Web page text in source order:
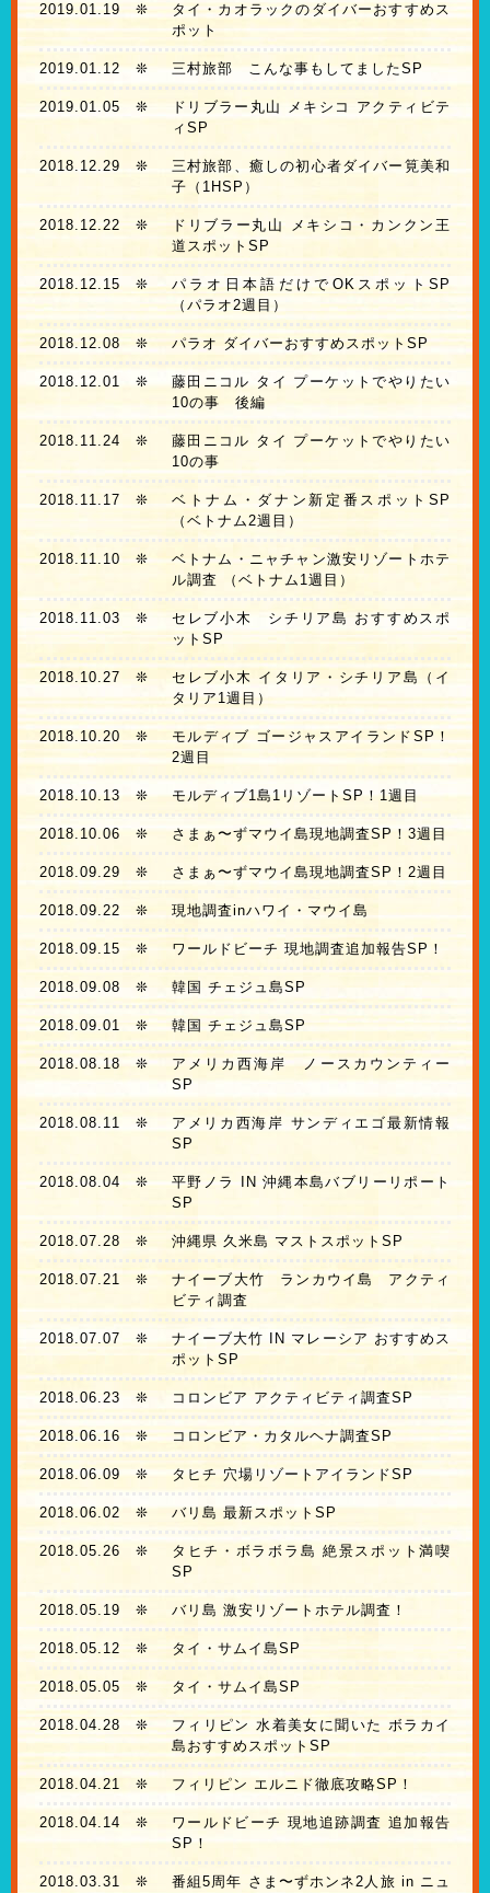
2019.01.19 ❊
タイ・カオラックのダイバーおすすめス
ポット
2019.01.12❊ 三村旅部 こんな事もしてましたSP
2019.01.05 ❊
ドリブラー丸山 メキシコ アクティビテ
ィSP
2018.12.29 ❊
三村旅部、癒しの初心者ダイバー筧美和
子（1HSP）
2018.12.22 ❊
ドリブラー丸山 メキシコ・カンクン王
道スポットSP
2018.12.15❊
パラオ日本語だけでOKスポットSP
（パラオ2週目）
2018.12.08 ❊ パラオ ダイバーおすすめスポットSP
2018.12.01 ❊
藤田ニコル タイ プーケットでやりたい
10の事 後編
2018.11.24 ❊
藤田ニコル タイ プーケットでやりたい
10の事
2018.11.17 ❊
ベトナム・ダナン新定番スポットSP
（ベトナム2週目）
2018.11.10❊
ベトナム・ニャチャン激安リゾートホテ
ル調査 （ベトナム1週目）
2018.11.03 ❊
セレブ小木 シチリア島 おすすめスポ
ットSP
2018.10.27 ❊
セレブ小木 イタリア・シチリア島（イ
タリア1週目）
2018.10.20❊
モルディブ ゴージャスアイランドSP！
2週目
2018.10.13❊ モルディブ1島1リゾートSP！1週目
2018.10.06 ❊ さまぁ〜ずマウイ島現地調査SP！3週目
2018.09.29 ❊ さまぁ〜ずマウイ島現地調査SP！2週目
2018.09.22 ❊ 現地調査inハワイ・マウイ島
2018.09.15 ❊ ワールドビーチ 現地調査追加報告SP！
2018.09.08 ❊ 韓国 チェジュ島SP
2018.09.01 ❊ 韓国 チェジュ島SP
2018.08.18❊
アメリカ西海岸 ノースカウンティー
SP
2018.08.11 ❊
アメリカ西海岸 サンディエゴ最新情報
SP
2018.08.04❊
平野ノラ IN 沖縄本島バブリーリポート
SP
2018.07.28 ❊ 沖縄県 久米島 マストスポットSP
2018.07.21 ❊
ナイーブ大竹 ランカウイ島 アクティ
ビティ調査
2018.07.07 ❊
ナイーブ大竹 IN マレーシア おすすめス
ポットSP
2018.06.23 ❊ コロンビア アクティビティ調査SP
2018.06.16❊ コロンビア・カタルヘナ調査SP
2018.06.09 ❊ タヒチ 穴場リゾートアイランドSP
2018.06.02 ❊ バリ島 最新スポットSP
2018.05.26 ❊
タヒチ・ボラボラ島 絶景スポット満喫
SP
2018.05.19 ❊ バリ島 激安リゾートホテル調査！
2018.05.12 ❊ タイ・サムイ島SP
2018.05.05 ❊ タイ・サムイ島SP
2018.04.28 ❊
フィリピン 水着美女に聞いた ボラカイ
島おすすめスポットSP
2018.04.21 ❊ フィリピン エルニド徹底攻略SP！
2018.04.14 ❊
ワールドビーチ 現地追跡調査 追加報告
SP！
2018.03.31 ❊
番組5周年 さま〜ずホンネ2人旅 in ニュ